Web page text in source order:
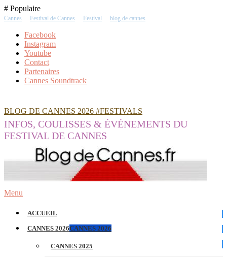
Skip
To
# Populaire
Cannes Festival de Cannes Festival blog de cannes
Facebook
Instagram
Youtube
Contact
Partenaires
Cannes Soundtrack
BLOG DE CANNES 2026 #FESTIVALS
INFOS, COULISSES & ÉVÉNEMENTS DU
FESTIVAL DE CANNES
Menu
ACCUEIL
CANNES 2026CANNES 2026
CANNES 2025